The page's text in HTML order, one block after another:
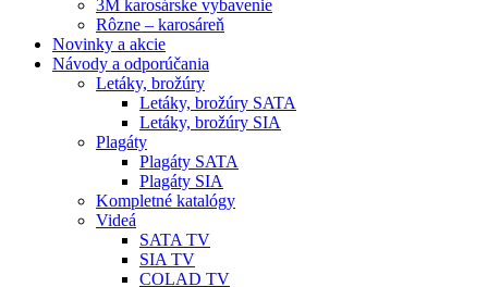
3M karosárske vybavenie
Rôzne – karosáreň
Novinky a akcie
Návody a odporúčania
Letáky, brožúry
Letáky, brožúry SATA
Letáky, brožúry SIA
Plagáty
Plagáty SATA
Plagáty SIA
Kompletné katalógy
Videá
SATA TV
SIA TV
COLAD TV